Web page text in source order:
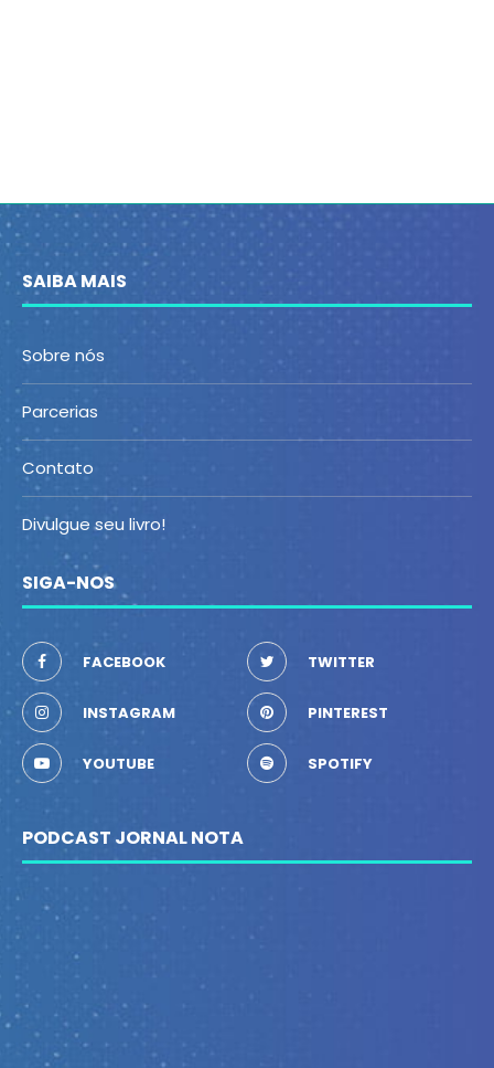
SAIBA MAIS
Sobre nós
Parcerias
Contato
Divulgue seu livro!
SIGA-NOS
FACEBOOK TWITTER
INSTAGRAM PINTEREST
YOUTUBE SPOTIFY
PODCAST JORNAL NOTA